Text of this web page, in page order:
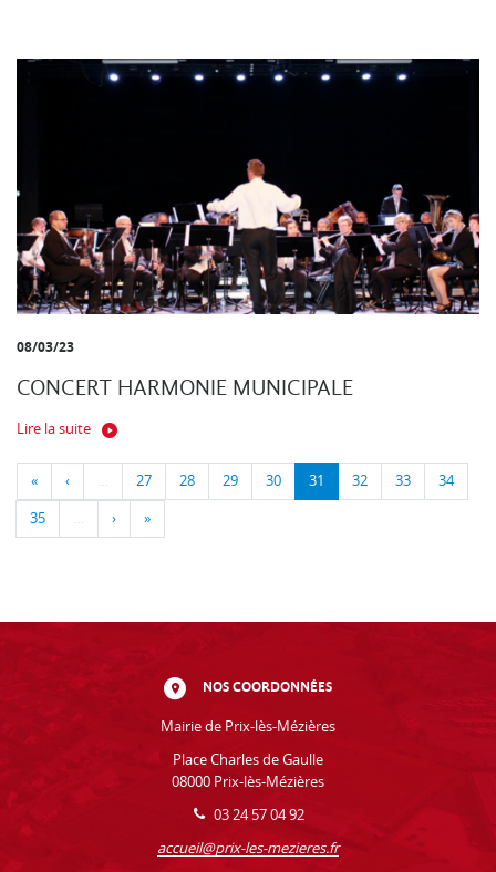
08/03/23
CONCERT HARMONIE MUNICIPALE
Lire la suite
« ‹ … 27 28 29 30 31 32 33 34
35 … › »
NOS COORDONNÉES
Mairie de Prix-lès-Mézières
Place Charles de Gaulle
08000 Prix-lès-Mézières
03 24 57 04 92
accueil@prix-les-mezieres.fr